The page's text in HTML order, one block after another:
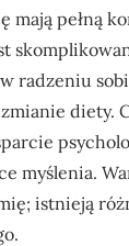
mają pełną
radzeniu
diety.
myślenia.
istnieją